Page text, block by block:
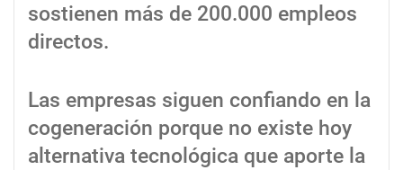
sostienen más de 200.000 empleos
directos.
Las empresas siguen confiando en la
cogeneración porque no existe hoy
alternativa tecnológica que aporte la